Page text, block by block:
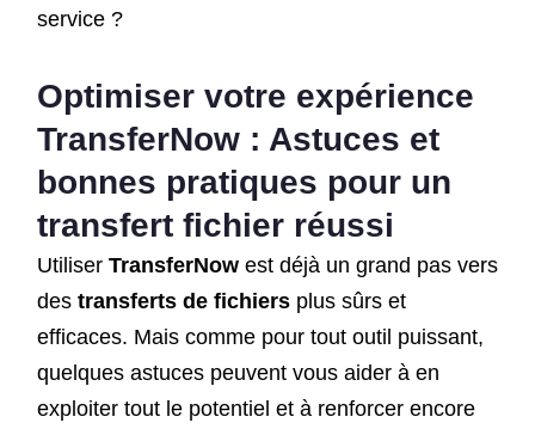
service ?
Optimiser votre expérience
TransferNow: Astuces et
bonnes pratiques pour un
transfert fichierréussi
Utiliser TransferNowest déjà un grand pas vers
des transferts de fichiersplus sûrs et
efficaces. Mais comme pour tout outil puissant,
quelques astuces peuvent vous aider à en
exploiter tout le potentiel et à renforcer encore